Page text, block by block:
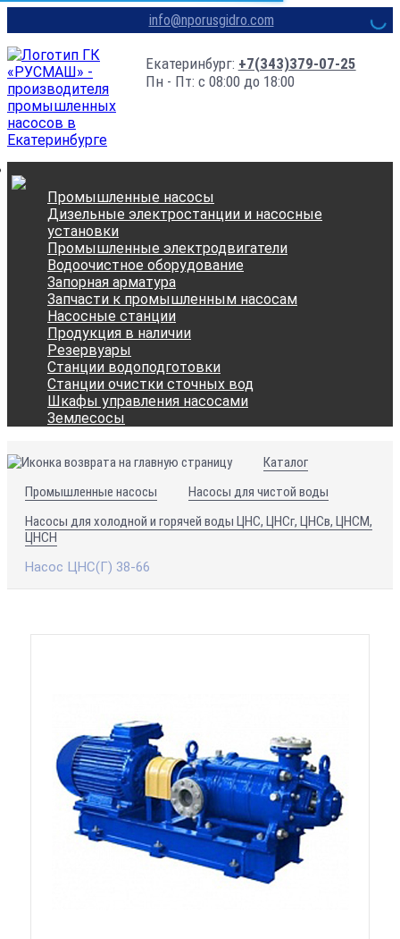
info@nporusgidro.com
Екатеринбург: +7(343)379-07-25
Пн - Пт: с 08:00 до 18:00
Промышленные насосы
Дизельные электростанции и насосные
установки
Промышленные электродвигатели
Водоочистное оборудование
Запорная арматура
Запчасти к промышленным насосам
Насосные станции
Продукция в наличии
Резервуары
Станции водоподготовки
Станции очистки сточных вод
Шкафы управления насосами
Землесосы
Каталог
Промышленные насосы
Насосы для чистой воды
Насосы для холодной и горячей воды ЦНС, ЦНСг, ЦНСв, ЦНСМ,
ЦНСН
Насос ЦНС(Г) 38-66